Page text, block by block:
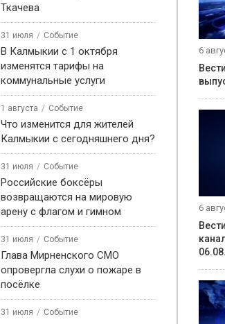
Ткачева
31 июля Событие
В Калмыкии с 1 октября
изменятся тарифы на
коммунальные услуги
1 августа Событие
Что изменится для жителей
Калмыкии с сегодняшнего дня?
31 июля Событие
Российские боксёры
возвращаются на мировую
арену с флагом и гимном
31 июля Событие
Глава Мирненского СМО
опровергла слухи о пожаре в
посёлке
31 июля Событие
6
6